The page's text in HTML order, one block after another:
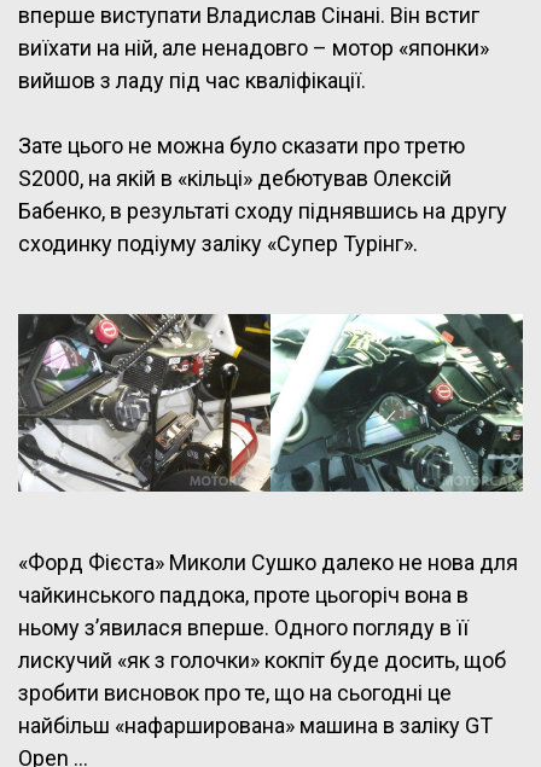
вперше виступати Владислав Сінані. Він встиг
виїхати на ній, але ненадовго – мотор «японки»
вийшов з ладу під час кваліфікації.
Зате цього не можна було сказати про третю
S2000, на якій в «кільці» дебютував Олексій
Бабенко, в результаті сходу піднявшись на другу
сходинку подіуму заліку «Супер Турінг».
«Форд Фієста» Миколи Сушко далеко не нова для
чайкинського паддока, проте цьогоріч вона в
ньому з’явилася вперше. Одного погляду в її
лискучий «як з голочки» кокпіт буде досить, щоб
зробити висновок про те, що на сьогодні це
найбільш «нафарширована» машина в заліку GT
Open …